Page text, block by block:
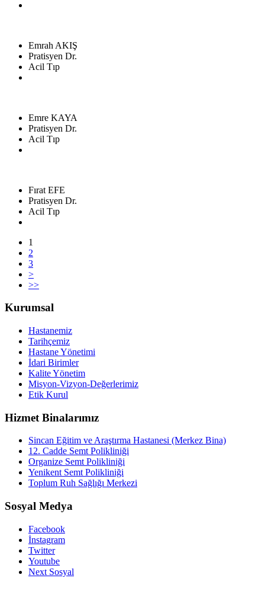
Emrah AKIŞ
Pratisyen Dr.
Acil Tıp
Emre KAYA
Pratisyen Dr.
Acil Tıp
Fırat EFE
Pratisyen Dr.
Acil Tıp
1
2
3
>
>>
Kurumsal
Hastanemiz
Tarihçemiz
Hastane Yönetimi
İdari Birimler
Kalite Yönetim
Misyon-Vizyon-Değerlerimiz
Etik Kurul
Hizmet Binalarımız
Sincan Eğitim ve Araştırma Hastanesi (Merkez Bina)
12. Cadde Semt Polikliniği
Organize Semt Polikliniği
Yenikent Semt Polikliniği
Toplum Ruh Sağlığı Merkezi
Sosyal Medya
Facebook
İnstagram
Twitter
Youtube
Next Sosyal